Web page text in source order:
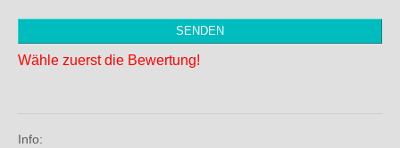
Wähle zuerst die Bewertung!
Info: